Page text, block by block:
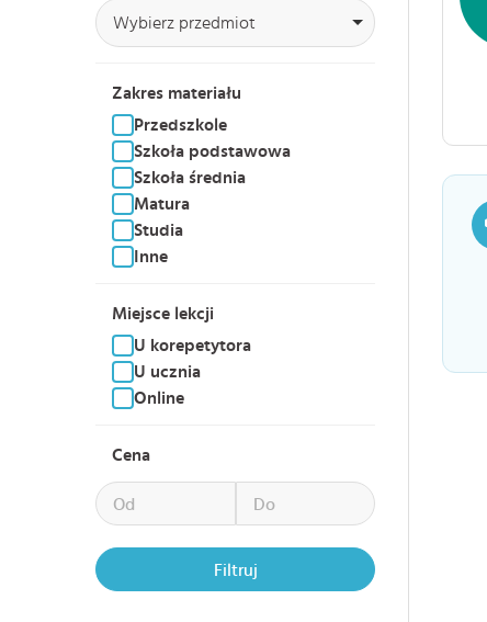
Wybierz przedmiot
Zakres materiału
Przedszkole
Szkoła podstawowa
Szkoła średnia
Matura
Studia
Inne
Miejsce lekcji
U korepetytora
U ucznia
Online
Cena
Filtruj